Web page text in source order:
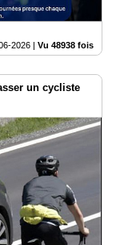
2026 | Vu 48938 fois
un cycliste